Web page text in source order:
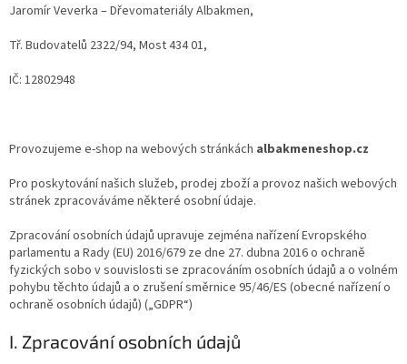
Jaromír Veverka – Dřevomateriály Albakmen,
Tř. Budovatelů 2322/94, Most 434 01,
IČ: 12802948
Provozujeme e-shop na webových stránkách albakmeneshop.cz
Pro poskytování našich služeb, prodej zboží a provoz našich webových
stránek zpracováváme některé osobní údaje.
Zpracování osobních údajů upravuje zejména nařízení Evropského
parlamentu a Rady (EU) 2016/679 ze dne 27. dubna 2016 o ochraně
fyzických sobo v souvislosti se zpracováním osobních údajů a o volném
pohybu těchto údajů a o zrušení směrnice 95/46/ES (obecné nařízení o
ochraně osobních údajů) („GDPR“)
I. Zpracování osobních údajů